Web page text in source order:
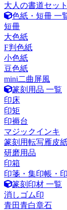
大人の書道セット
色紙・短冊 一
短冊
大色紙
F判色紙
小色紙
豆色紙
mini二曲屏風
篆刻用品 一覧
印床
印矩
印褥台
マジックインキ
篆刻用転写雁皮
研磨用品
印箱
印箋・集印帳・
篆刻印材 一覧
消しゴム印
青田青白章石